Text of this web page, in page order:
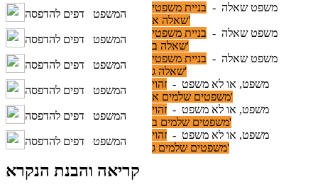
דפים להדפסה המשפט
משפט שאלה - בניית משפטי
שאלה א'
דפים להדפסה
המשפט
משפט שאלה - בניית משפטי
שאלה ב'
דפים להדפסה
המשפט
משפט שאלה - בניית משפטי
שאלה ג'
דפים להדפסה
המשפט
משפט, או לא משפט - זהוי
משפטים שלמים א'
דפים להדפסה
המשפט
משפט, או לא משפט - זהוי
משפטים שלמים ב'
דפים להדפסה
המשפט
משפט, או לא משפט - זהוי
משפטים שלמים ג'
קריאה והבנת הנקרא